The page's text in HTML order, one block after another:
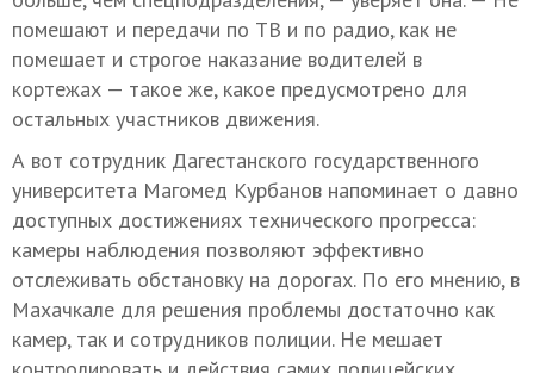
помешают и передачи по ТВ и по радио, как не
помешает и строгое наказание водителей в
кортежах — такое же, какое предусмотрено для
остальных участников движения.
А вот сотрудник Дагестанского государственного
университета Магомед Курбанов напоминает о давно
доступных достижениях технического прогресса:
камеры наблюдения позволяют эффективно
отслеживать обстановку на дорогах. По его мнению, в
Махачкале для решения проблемы достаточно как
камер, так и сотрудников полиции. Не мешает